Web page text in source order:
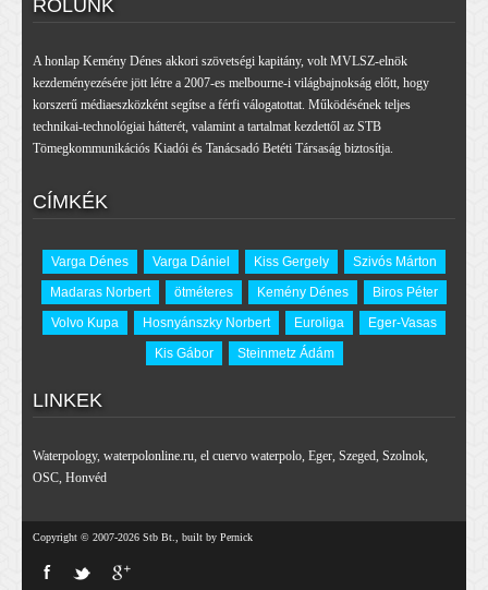
RÓLUNK
A honlap Kemény Dénes akkori szövetségi kapitány, volt MVLSZ-elnök
kezdeményezésére jött létre a 2007-es melbourne-i világbajnokság előtt, hogy
korszerű médiaeszközként segítse a férfi válogatottat. Működésének teljes
technikai-technológiai hátterét, valamint a tartalmat kezdettől az STB
Tömegkommunikációs Kiadói és Tanácsadó Betéti Társaság biztosítja.
CÍMKÉK
Varga Dénes Varga Dániel Kiss Gergely
Szivós Márton
Madaras Norbert
ötméteres Kemény Dénes
Biros Péter
Volvo Kupa
Hosnyánszky Norbert Euroliga
Eger-Vasas
Kis Gábor
Steinmetz Ádám
LINKEK
Waterpology, waterpolonline.ru, el cuervo waterpolo, Eger, Szeged, Szolnok,
OSC, Honvéd
Copyright © 2007-2026 Stb Bt., built by Pernick